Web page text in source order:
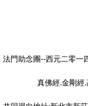
法門助念團--西元二零一
真佛經.金剛經.高王